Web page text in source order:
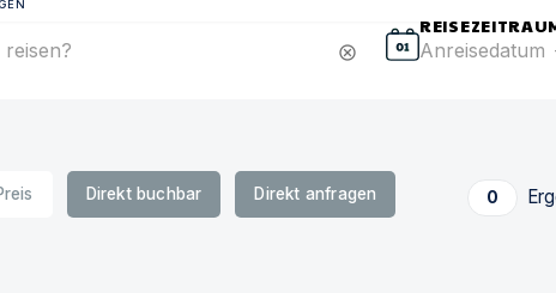
cancel Anreisedatum
Direkt buchbar Direkt anfragen 0